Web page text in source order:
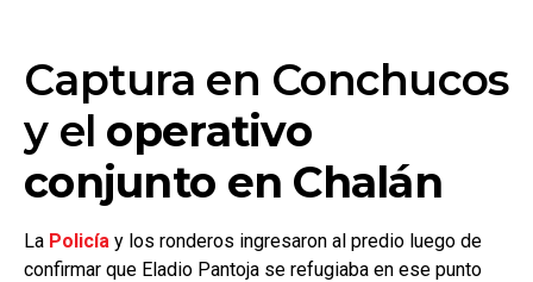
Captura en Conchucos
y el operativo
conjunto en Chalán
La Policía y los ronderos ingresaron al predio luego de
confirmar que Eladio Pantoja se refugiaba en ese punto